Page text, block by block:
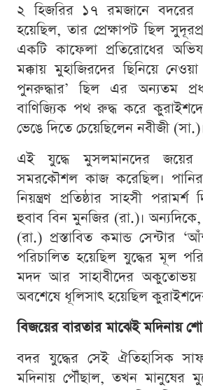
২ হিজরির ১৭ রমজানে বদরের
হয়েছিল, তার প্রেক্ষাপট ছিল
একটি কাফেলা প্রতিরোধের
মক্কায় মুহাজিরদের ছিনিয়ে
পুনরুদ্ধার’ ছিল এর অন্যতম
বাণিজ্যিক পথ রুদ্ধ করে
ভেঙে দিতে চেয়েছিলেন নবীজী
এই যুদ্ধে মুসলমানদের জয়ের
সমরকৌশল কাজ করেছিল।
নিয়ন্ত্রণ প্রতিষ্ঠার সাহসী পরামর্শ
হুবাব বিন মুনজির (রা.)।
(রা.) প্রস্তাবিত কমান্ড সেন্টার
পরিচালিত হয়েছিল যুদ্ধের মূল
মদদ আর সাহাবীদের অকুতোভয়
অবশেষে ধূলিসাৎ হয়েছিল
বিজয়ের বারতার মাঝেই মদিনায়
বদর যুদ্ধের সেই ঐতিহাসিক
মদিনায় পৌঁছাল, তখন মানুষের